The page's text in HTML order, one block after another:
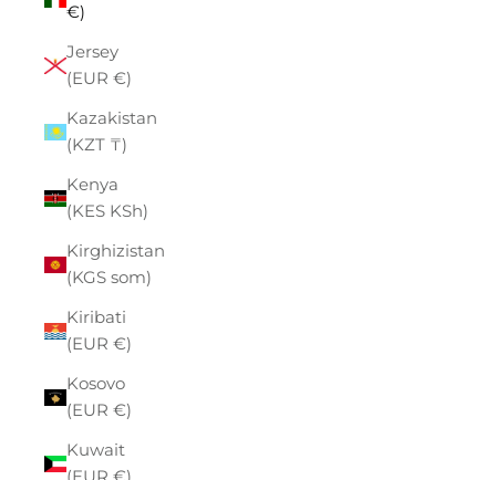
€)
Jersey
(EUR €)
Kazakistan
(KZT ₸)
Kenya
(KES KSh)
Kirghizistan
(KGS som)
Kiribati
(EUR €)
Kosovo
(EUR €)
Kuwait